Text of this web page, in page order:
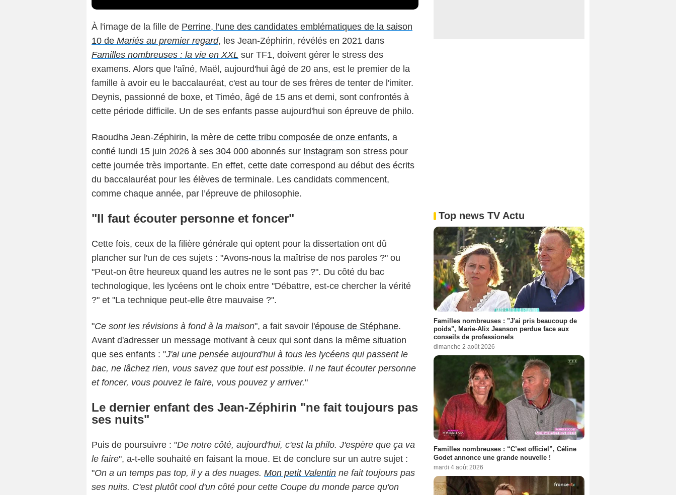
À l'image de la fille de Perrine, l'une des candidates emblématiques de la saison
10 de Mariés au premier regard, les Jean-Zéphirin, révélés en 2021 dans
Familles nombreuses : la vie en XXL sur TF1, doivent gérer le stress des
examens. Alors que l'aîné, Maël, aujourd'hui âgé de 20 ans, est le premier de la
famille à avoir eu le baccalauréat, c'est au tour de ses frères de tenter de l'imiter.
Deynis, passionné de boxe, et Timéo, âgé de 15 ans et demi, sont confrontés à
cette période difficile. Un de ses enfants passe aujourd'hui son épreuve de philo.
Raoudha Jean-Zéphirin, la mère de cette tribu composée de onze enfants, a
confié lundi 15 juin 2026 à ses 304 000 abonnés sur Instagram son stress pour
cette journée très importante. En effet, cette date correspond au début des écrits
du baccalauréat pour les élèves de terminale. Les candidats commencent,
comme chaque année, par l’épreuve de philosophie.
"Il faut écouter personne et foncer"
Cette fois, ceux de la filière générale qui optent pour la dissertation ont dû
plancher sur l'un de ces sujets : "Avons-nous la maîtrise de nos paroles ?" ou
"Peut-on être heureux quand les autres ne le sont pas ?". Du côté du bac
technologique, les lycéens ont le choix entre "Débattre, est-ce chercher la vérité
?" et "La technique peut-elle être mauvaise ?".
"Ce sont les révisions à fond à la maison", a fait savoir l'épouse de Stéphane.
Avant d'adresser un message motivant à ceux qui sont dans la même situation
que ses enfants : "J'ai une pensée aujourd'hui à tous les lycéens qui passent le
bac, ne lâchez rien, vous savez que tout est possible. Il ne faut écouter personne
et foncer, vous pouvez le faire, vous pouvez y arriver."
Le dernier enfant des Jean-Zéphirin "ne fait toujours pas
ses nuits"
Puis de poursuivre : "De notre côté, aujourd'hui, c'est la philo. J'espère que ça va
le faire", a-t-elle souhaité en faisant la moue. Et de conclure sur un autre sujet :
"On a un temps pas top, il y a des nuages. Mon petit Valentin ne fait toujours pas
ses nuits. C'est plutôt cool d'un côté pour cette Coupe du monde parce qu'on
Top news TV Actu
Familles nombreuses : "J'ai pris beaucoup de
poids", Marie-Alix Jeanson perdue face aux
conseils de professionels
dimanche 2 août 2026
Familles nombreuses : “C’est officiel”, Céline
Godet annonce une grande nouvelle !
mardi 4 août 2026